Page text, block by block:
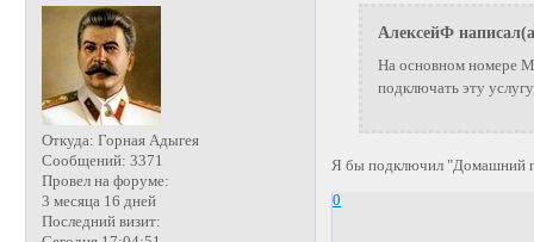
Откуда: Горная Адыгея
Сообщений: 3371
Провел на форуме:
3 месяца 16 дней
Последний визит:
АлексейФ
На основном номере
подключать эту
Я бы подключил "Домашний
0